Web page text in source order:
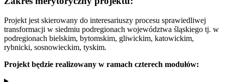
Projekt jest skierowany do interesariuszy procesu sprawiedliwej
transformacji w siedmiu podregionach województwa śląskiego tj. w
podregionach bielskim, bytomskim, gliwickim, katowickim,
rybnicki, sosnowieckim, tyskim.
Projekt będzie realizowany w ramach czterech modułów: